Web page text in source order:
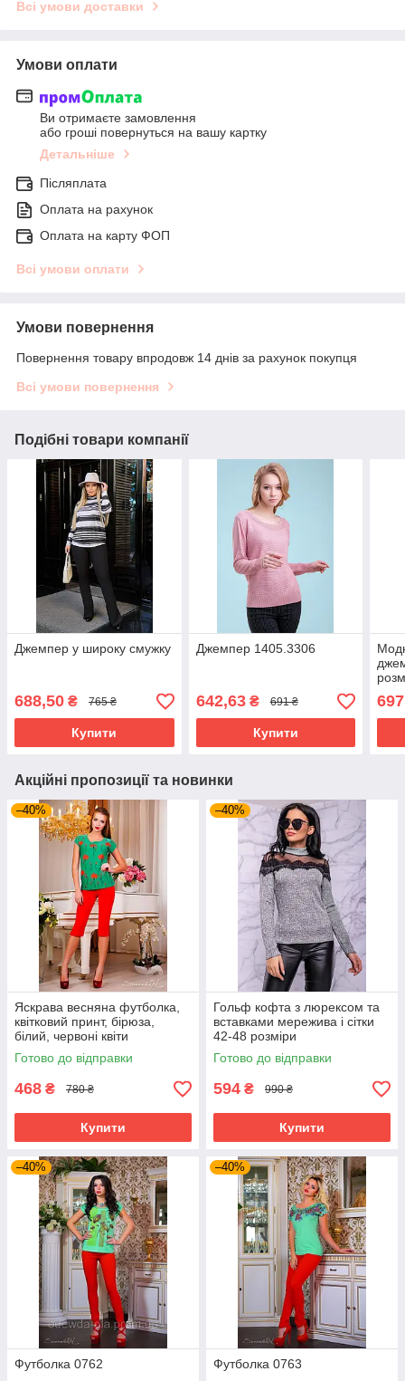
Всі умови доставки
Умови оплати
Ви отримаєте замовлення
або гроші повернуться на вашу картку
Детальніше
Післяплата
Оплата на рахунок
Оплата на карту ФОП
Всі умови оплати
Умови повернення
Повернення товару впродовж 14 днів за рахунок покупця
Всі умови повернення
Подібні товари компанії
Джемпер у широку смужку
688,50 ₴ 765 ₴
Купити
Джемпер 1405.3306
642,63₴ 691 ₴
Купити
Акційні пропозиції та новинки
–40%
Яскрава весняна футболка,
квітковий принт, бірюза,
білий, червоні квіти
Готово до відправки
468 ₴ 780 ₴
Купити
–40%
Гольф кофта з люрексом та
вставками мережива і сітки
42-48 розміри
Готово до відправки
594 ₴ 990 ₴
Купити
–40%
Футболка 0762
–40%
Футболка 0763